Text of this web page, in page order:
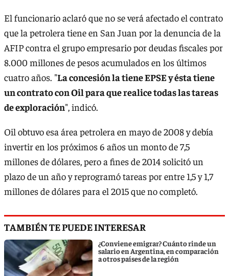
El funcionario aclaró que no se verá afectado el contrato
que la petrolera tiene en San Juan por la denuncia de la
AFIP contra el grupo empresario por deudas fiscales por
8.000 millones de pesos acumulados en los últimos
cuatro años. "La concesión la tiene EPSE y ésta tiene
un contrato con Oil para que realice todas las tareas
de exploración", indicó.
Oil obtuvo esa área petrolera en mayo de 2008 y debía
invertir en los próximos 6 años un monto de 7,5
millones de dólares, pero a fines de 2014 solicitó un
plazo de un año y reprogramó tareas por entre 1,5 y 1,7
millones de dólares para el 2015 que no completó.
TAMBIÉN TE PUEDE INTERESAR
¿Conviene emigrar? Cuánto rinde un
salario en Argentina, en comparación
a otros países de la región